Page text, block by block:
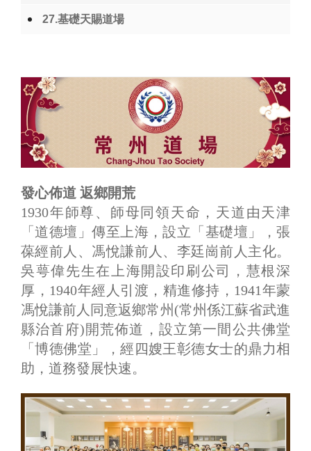
27.基礎天賜道場
發心佈道 返鄉開荒
1930年師尊、師母同領天命，天道由天津
「道德壇」傳至上海，設立「基礎壇」，張
葆經前人、馮悅謙前人、李廷崗前人主化。
吳萼偉先生在上海開設印刷公司，慧根深
厚，1940年經人引渡，精進修持，1941年蒙
馮悅謙前人同意返鄉常州(常州係江蘇省武進
縣治首府)開荒佈道，設立第一間公共佛堂
「博德佛堂」，經四嫂王彰德女士的鼎力相
助，道務發展快速。